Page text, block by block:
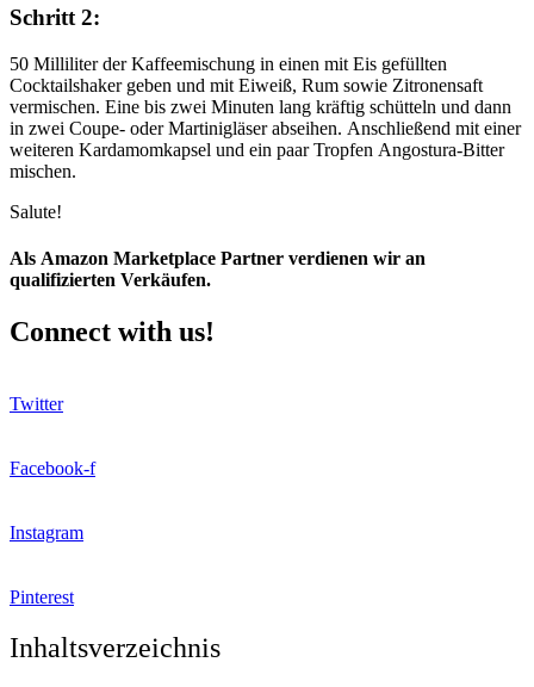
Schritt 2:
50 Milliliter der Kaffeemischung in einen mit Eis gefüllten
Cocktailshaker geben und mit Eiweiß, Rum sowie Zitronensaft
vermischen. Eine bis zwei Minuten lang kräftig schütteln und dann
in zwei Coupe- oder Martinigläser abseihen. Anschließend mit einer
weiteren Kardamomkapsel und ein paar Tropfen Angostura-Bitter
mischen.
Salute!
Als Amazon Marketplace Partner verdienen wir an
qualifizierten Verkäufen.
Connect with us!
Twitter
Facebook-f
Instagram
Pinterest
Inhaltsverzeichnis